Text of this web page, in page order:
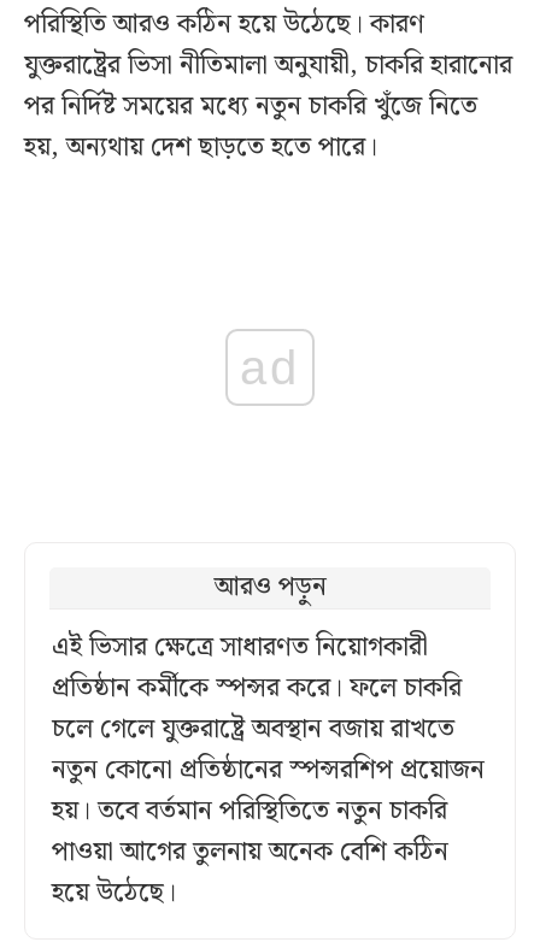
পরিস্থিতি আরও কঠিন হয়ে উঠেছে। কারণ
যুক্তরাষ্ট্রের ভিসা নীতিমালা অনুযায়ী, চাকরি হারানোর
পর নির্দিষ্ট সময়ের মধ্যে নতুন চাকরি খুঁজে নিতে
হয়, অন্যথায় দেশ ছাড়তে হতে পারে।
ad
আরও পড়ুন
এই ভিসার ক্ষেত্রে সাধারণত নিয়োগকারী
প্রতিষ্ঠান কর্মীকে স্পন্সর করে। ফলে চাকরি
চলে গেলে যুক্তরাষ্ট্রে অবস্থান বজায় রাখতে
নতুন কোনো প্রতিষ্ঠানের স্পন্সরশিপ প্রয়োজন
হয়। তবে বর্তমান পরিস্থিতিতে নতুন চাকরি
পাওয়া আগের তুলনায় অনেক বেশি কঠিন
হয়ে উঠেছে।